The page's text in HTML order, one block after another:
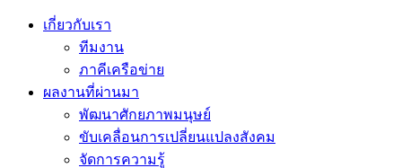
เกี่ยวกับเรา
ทีมงาน
ภาคีเครือข่าย
ผลงานที่ผ่านมา
พัฒนาศักยภาพมนุษย์
ขับเคลื่อนการเปลี่ยนแปลงสังคม
จัดการความรู้